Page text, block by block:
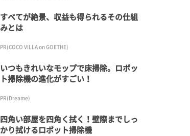
すべてが絶景、収益も得られるその仕組
みとは
PR(COCO VILLA on GOETHE)
いつもきれいなモップで床掃除。ロボッ
ト掃除機の進化がすごい！
PR(Dreame)
四角い部屋を四角く拭く！壁際までしっ
かり拭けるロボット掃除機